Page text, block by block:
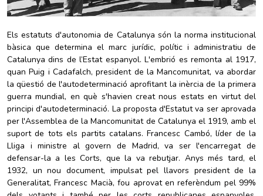
Els estatuts d'autonomia de Catalunya són la norma institucional
bàsica que determina el marc jurídic, polític i administratiu de
Catalunya dins de l’Estat espanyol. L'embrió es remonta al 1917,
quan Puig i Cadafalch, president de la Mancomunitat, va abordar
la qüestió de l'autodeterminació aprofitant la inèrcia de la primera
guerra mundial, en què s'havien creat nous estats en virtut del
principi d'autodeterminació. La proposta d'Estatut va ser aprovada
per l'Assemblea de la Mancomunitat de Catalunya el 1919, amb el
suport de tots els partits catalans. Francesc Cambó, líder de la
Lliga i ministre al govern de Madrid, va ser l'encarregat de
defensar-la a les Corts, que la va rebutjar. Anys més tard, el
1932, un nou document, impulsat pel llavors president de la
Generalitat, Francesc Macià, fou aprovat en referèndum pel 99%